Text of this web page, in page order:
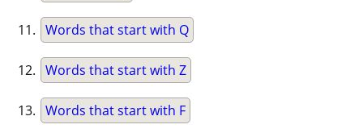
Words that start with Q
Words that start with Z
Words that start with F